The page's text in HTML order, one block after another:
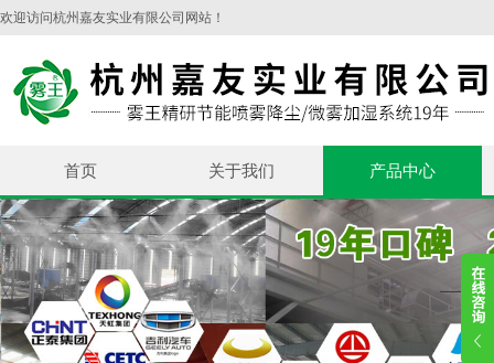
欢迎访问杭州嘉友实业有限公司网站！
首页 关于我们 产品中心